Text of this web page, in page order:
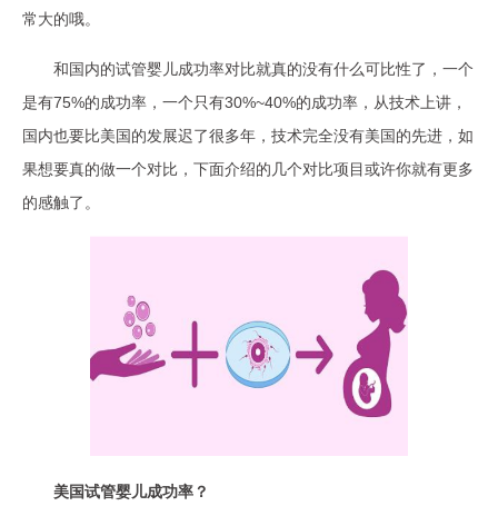
常大的哦。
和国内的试管婴儿成功率对比就真的没有什么可比性了，一个
是有75%的成功率，一个只有30%~40%的成功率，从技术上讲，
国内也要比美国的发展迟了很多年，技术完全没有美国的先进，如
果想要真的做一个对比，下面介绍的几个对比项目或许你就有更多
的感触了。
美国试管婴儿成功率？